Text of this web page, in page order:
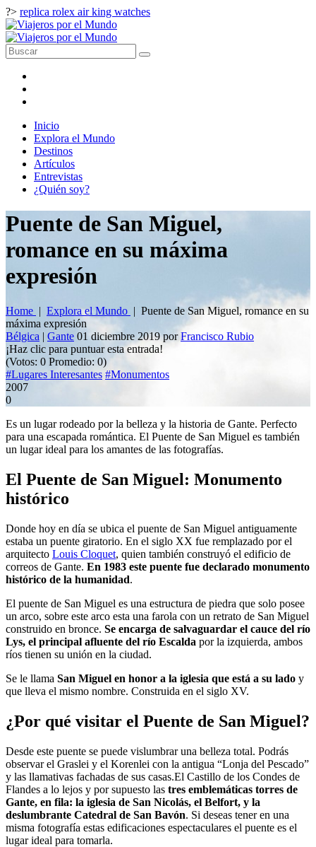
?> replica rolex air king watches
Inicio
Explora el Mundo
Destinos
Artículos
Entrevistas
¿Quién soy?
Puente de San Miguel,
romance en su máxima
expresión
Home | Explora el Mundo | Puente de San Miguel, romance en su
máxima expresión
Bélgica | Gante 01 diciembre 2019porFrancisco Rubio
¡Haz clic para puntuar esta entrada!
(Votos: 0 Promedio: 0)
#Lugares Interesantes #Monumentos
2007
0
Es un lugar rodeado por la belleza y la historia de Gante. Perfecto
para una escapada romántica. El Puente de San Miguel es también
un lugar ideal para los amantes de las fotografías.
El Puente de San Miguel: Monumento
histórico
Donde hoy en día se ubica el puente de San Miguel antiguamente
estaba un puente giratorio. En el siglo XX fue remplazado por el
arquitecto Louis Cloquet, quien también construyó el edificio de
correos de Gante. En 1983 este puente fue declarado monumento
histórico de la humanidad.
El puente de San Miguel es una estructura de piedra que solo posee
un arco, sobre este arco esta una farola con un retrato de San Miguel
construido en bronce. Se encarga de salvaguardar el cauce del río
Lys, el principal afluente del río Escalda por la izquierda, ambos
ríos tienen su unión en la ciudad.
Se le llama San Miguel en honor a la iglesia que está a su lado y
que lleva el mismo nombre. Construida en el siglo XV.
¿Por qué visitar el Puente de San Miguel?
Desde este puente se puede vislumbrar una belleza total. Podrás
observar el Graslei y el Korenlei con la antigua “Lonja del Pescado”
y las llamativas fachadas de sus casas.El Castillo de los Condes de
Flandes a lo lejos y por supuesto las tres emblemáticas torres de
Gante, en fila: la iglesia de San Nicolás, el Belfort, y la
deslumbrante Catedral de San Bavón. Si deseas tener en una
misma fotografía estas edificaciones espectaculares el puente es el
lugar ideal para tomarla.